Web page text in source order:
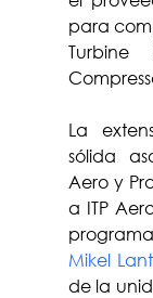
para
La
sólida
Aero y
a ITP
Mikel
de la